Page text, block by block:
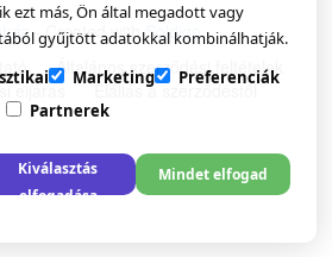
- Created withSoldigo
Általános szerződési feltételek
eljárás
Elállás a szerződéstől
ezt más, Ön által megadott vagy
gyűjtött adatokkal kombinálhatják.
Marketing
Preferenciák
Partnerek
Kiválasztás
elfogadása
Mindet elfogad